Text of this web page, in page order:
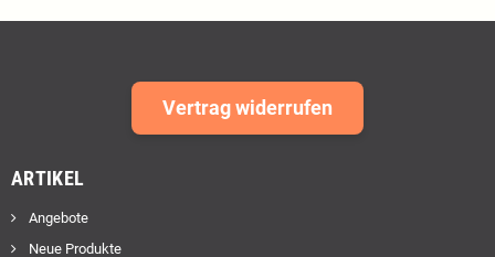
Vertrag widerrufen
ARTIKEL
Angebote
Neue Produkte